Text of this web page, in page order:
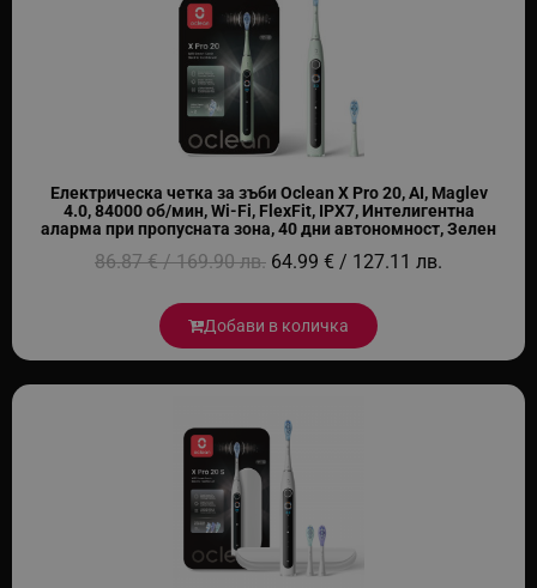
Електрическа четка за зъби Oclean X Pro 20, AI, Maglev
4.0, 84000 об/мин, Wi-Fi, FlexFit, IPX7, Интелигентна
аларма при пропусната зона, 40 дни автономност, Зелен
86.87 € / 169.90 лв. 64.99 € / 127.11 лв.
Добави в количка